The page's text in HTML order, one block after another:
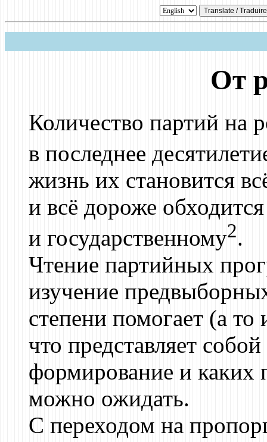
От
Количество партий на
в последнее
жизнь их становится
и всё дороже
и государственному2.
Чтение партийных
изучение
степени помогает (а то
что представляет
формирование и каких
можно ожидать.
С переходом на